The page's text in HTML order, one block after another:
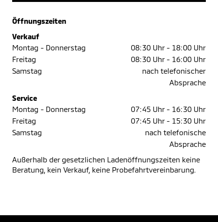
Öffnungszeiten
Verkauf
Montag - Donnerstag
08:30 Uhr - 18:00 Uhr
Freitag
08:30 Uhr - 16:00 Uhr
Samstag
nach telefonischer
Absprache
Service
Montag - Donnerstag
07:45 Uhr - 16:30 Uhr
Freitag
07:45 Uhr - 15:30 Uhr
Samstag
nach telefonische
Absprache
Außerhalb der gesetzlichen Ladenöffnungszeiten keine
Beratung, kein Verkauf, keine Probefahrtvereinbarung.